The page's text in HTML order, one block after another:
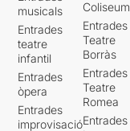
musicals
Entrades
teatre
infantil
Entrades
òpera
Entrades
improvisació
Coliseum
Entrades
Teatre
Borràs
Entrades
Teatre
Romea
Entrades